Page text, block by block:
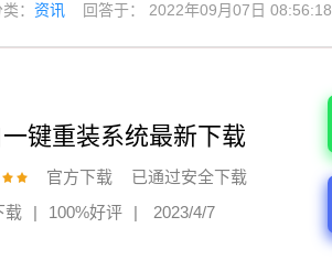
类：资讯 回答于： 2022年09月07日 08:56:18
键重装系统最新下载
官方下载
已通过安全下载
载
| 100%好评 | 2023/4/7